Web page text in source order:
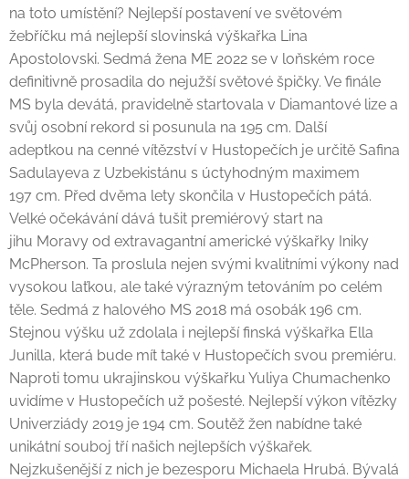
na toto umístění? Nejlepší postavení ve světovém
žebříčku má nejlepší slovinská výškařka Lina
Apostolovski. Sedmá žena ME 2022 se v loňském roce
definitivně prosadila do nejužší světové špičky. Ve finále
MS byla devátá, pravidelně startovala v Diamantové lize a
svůj osobní rekord si posunula na 195 cm. Další
adeptkou na cenné vítězství v Hustopečích je určitě Safina
Sadulayeva z Uzbekistánu s úctyhodným maximem
197 cm. Před dvěma lety skončila v Hustopečích pátá.
Velké očekávání dává tušit premiérový start na
jihu Moravy od extravagantní americké výškařky Iniky
McPherson. Ta proslula nejen svými kvalitními výkony nad
vysokou laťkou, ale také výrazným tetováním po celém
těle. Sedmá z halového MS 2018 má osobák 196 cm.
Stejnou výšku už zdolala i nejlepší finská výškařka Ella
Junilla, která bude mít také v Hustopečích svou premiéru.
Naproti tomu ukrajinskou výškařku Yuliya Chumachenko
uvidíme v Hustopečích už pošesté. Nejlepší výkon vítězky
Univerziády 2019 je 194 cm. Soutěž žen nabídne také
unikátní souboj tří našich nejlepších výškařek.
Nejzkušenější z nich je bezesporu Michaela Hrubá. Bývalá